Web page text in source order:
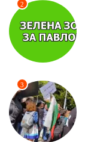
2
3